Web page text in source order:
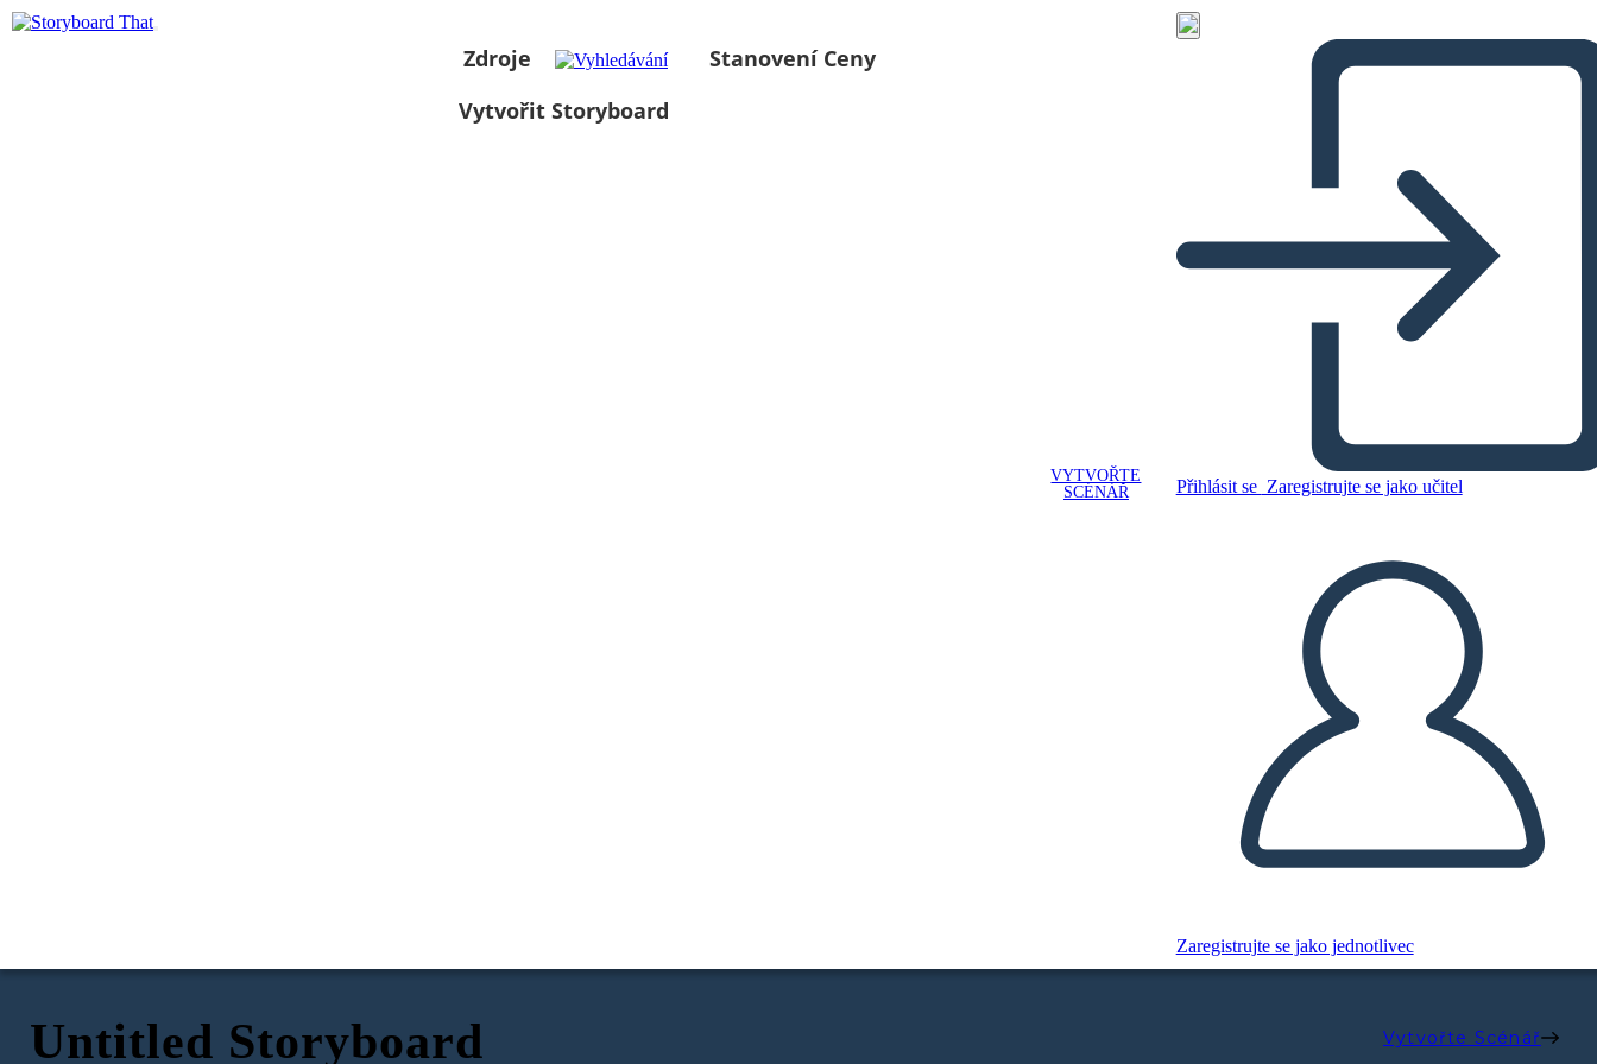
Zdroje
Stanovení Ceny
Vytvořit Storyboard
VYTVOŘTE
SCÉNÁŘ
Přihlásit se Zaregistrujte se jako učitel
Zaregistrujte se jako jednotlivec
Untitled Storyboard Vytvořte Scénář